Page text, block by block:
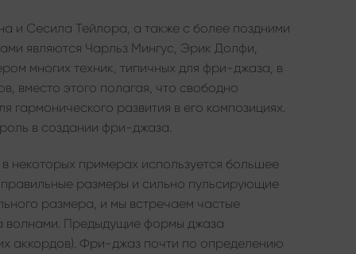
и Сесила Тейлора, а также с более поздними
являются Чарльз Мингус, Эрик Долфи,
многих техник, типичных для фри-джаза, в
вместо этого полагая, что свободно
развития в его композициях.
в создании фри-джаза.
некоторых примерах используется большее
правильные размеры и сильно пульсирующие
размера, и мы встречаем частые
волнами. Предыдущие формы джаза
аккордов). Фри-джаз почти по определению